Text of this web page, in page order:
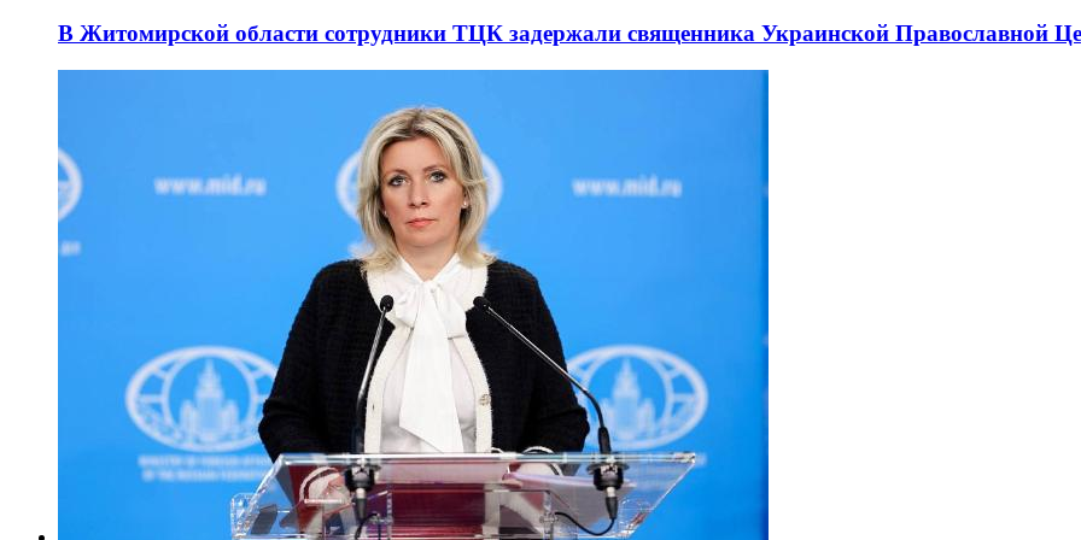
В Житомирской области сотрудники ТЦК задержали священника Украинской Православной